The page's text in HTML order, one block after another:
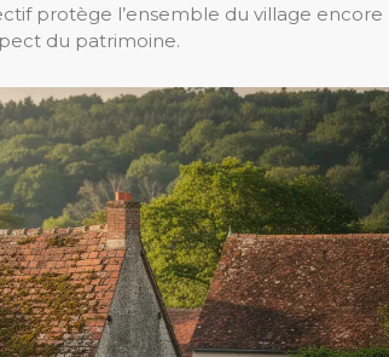
protège l’ensemble du village encore
du patrimoine.